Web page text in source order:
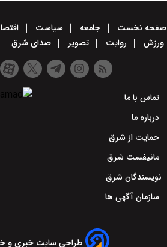
صفحه نخست جامعه سیاست
ورزش
روایت تصویر صدای شرق
تماس با ما
درباره ما
حمایت از شرق
مانیفست شرق
نویسندگان شرق
سازمان آگهی ها
طراحی سایت خبری و